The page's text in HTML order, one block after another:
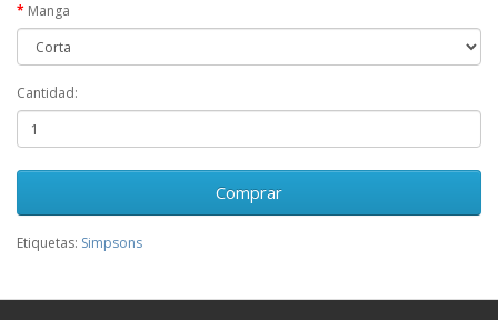
Manga
Cantidad:
Comprar
Etiquetas: Simpsons